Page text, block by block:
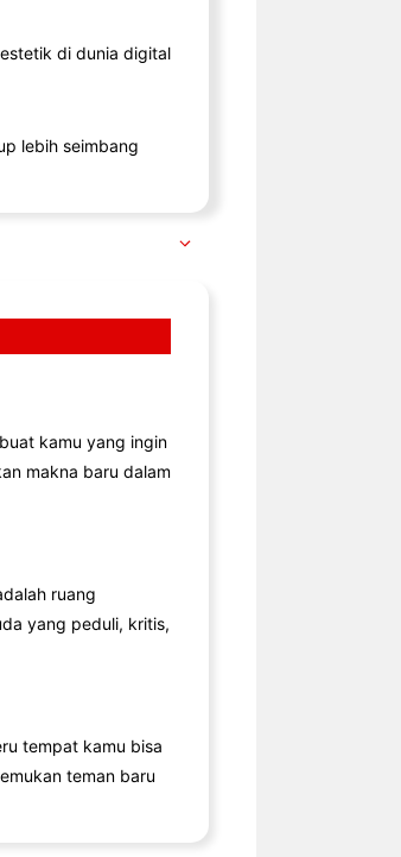
di dunia digital
lebih seimbang
kamu yang ingin
makna baru dalam
ruang
yang peduli, kritis,
tempat kamu bisa
teman baru